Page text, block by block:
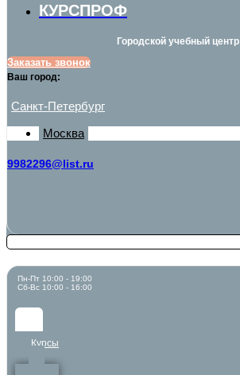
КУРСПРОФ
Городской учебный центр
Заказать звонок
Ваш город:
Санкт-Петербург
Москва
9982296@list.ru
Пн-Пт 10:00 - 19:00
Сб-Вс 10:00 - 16:00
Курсы